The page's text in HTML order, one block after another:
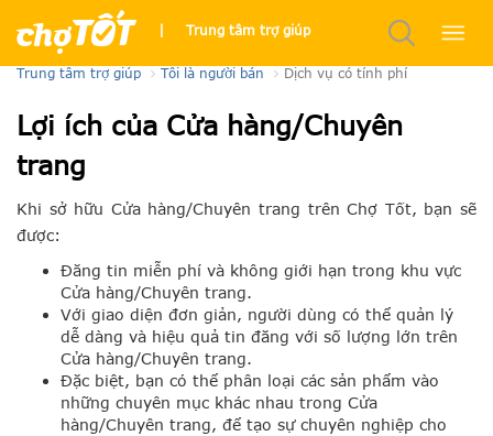
Trung tâm trợ giúp
Cửa hàng/Chuyên trang
Trung tâm trợ giúp Tôi là người bán Dịch vụ có tính phí
Lợi ích của Cửa hàng/Chuyên
trang
Khi sở hữu Cửa hàng/Chuyên trang trên Chợ Tốt, bạn sẽ
được:
Đăng tin miễn phí và không giới hạn trong khu vực
Cửa hàng/Chuyên trang.
Với giao diện đơn giản, người dùng có thể quản lý
dễ dàng và hiệu quả tin đăng với số lượng lớn trên
Cửa hàng/Chuyên trang.
Đặc biệt, bạn có thể phân loại các sản phẩm vào
những chuyên mục khác nhau trong Cửa
hàng/Chuyên trang, để tạo sự chuyên nghiệp cho